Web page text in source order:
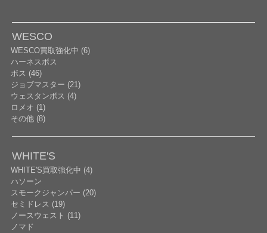
WESCO
WESCO買取強化中 (6)
ハーネスボス
ボス (46)
ジョブマスター (21)
ウェスタンボス (4)
ロメオ (1)
その他 (8)
WHITE'S
WHITE'S買取強化中 (4)
ハソーン
スモークジャンパー (20)
セミドレス (19)
ノースウェスト (11)
ノマド